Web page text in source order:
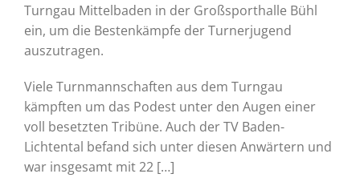
Turngau Mittelbaden in der Großsporthalle Bühl
ein, um die Bestenkämpfe der Turnerjugend
auszutragen.
Viele Turnmannschaften aus dem Turngau
kämpften um das Podest unter den Augen einer
voll besetzten Tribüne. Auch der TV Baden-
Lichtental befand sich unter diesen Anwärtern und
war insgesamt mit 22 […]